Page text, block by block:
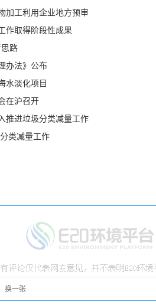
加工利用企业地方预审
作取得阶段性成果
路
办法》公布
水淡化项目
在沪召开
推进垃圾分类减量工作
类减量工作
换一张